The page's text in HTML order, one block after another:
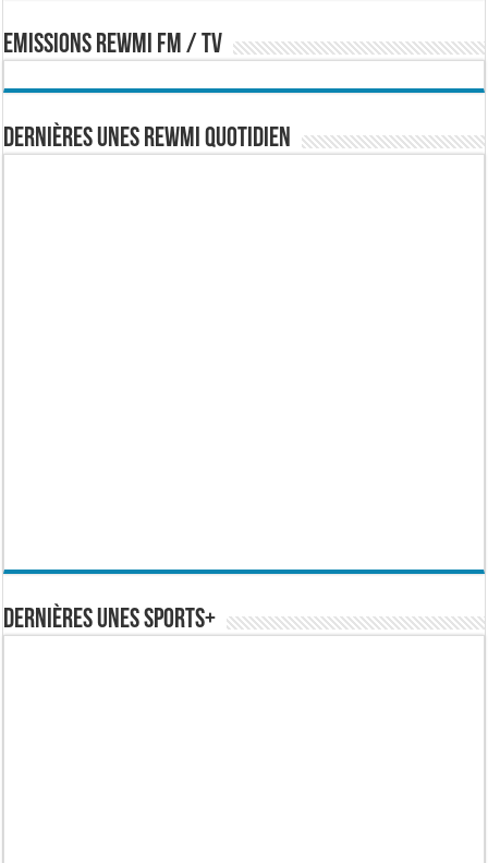
EMISSIONS REWMI FM / TV
Dernières Unes Rewmi Quotidien
Dernières Unes Sports+